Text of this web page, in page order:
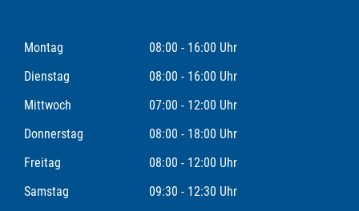
Montag
08:00 - 16:00 Uhr
Dienstag
08:00 - 16:00 Uhr
Mittwoch
07:00 - 12:00 Uhr
Donnerstag
08:00 - 18:00 Uhr
Freitag
08:00 - 12:00 Uhr
Samstag
09:30 - 12:30 Uhr